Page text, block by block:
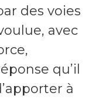
des voies
avec
qu’il
à